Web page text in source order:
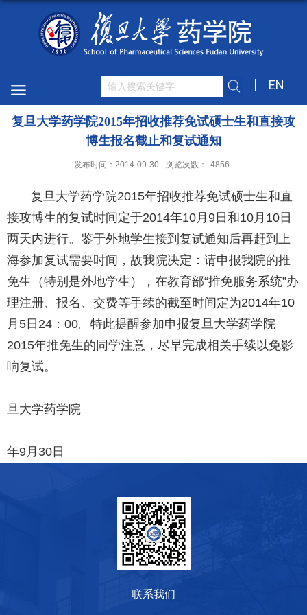
EN
复旦大学药学院2015年招收推荐免试硕士生和直接攻
博生报名截止和复试通知
发布时间：2014-09-30 浏览次数： 4856
复旦大学药学院2015年招收推荐免试硕士生和直
接攻博生的复试时间定于2014年10月9日和10月10日
两天内进行。鉴于外地学生接到复试通知后再赶到上
海参加复试需要时间，故我院决定：请申报我院的推
免生（特别是外地学生），在教育部“推免服务系统”办
理注册、报名、交费等手续的截至时间定为2014年10
月5日24：00。特此提醒参加申报复旦大学药学院
2015年推免生的同学注意，尽早完成相关手续以免影
响复试。
旦大学药学院
年9月30日
联系我们